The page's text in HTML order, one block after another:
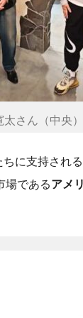
さん（中央）
に支持され
場であるアメ